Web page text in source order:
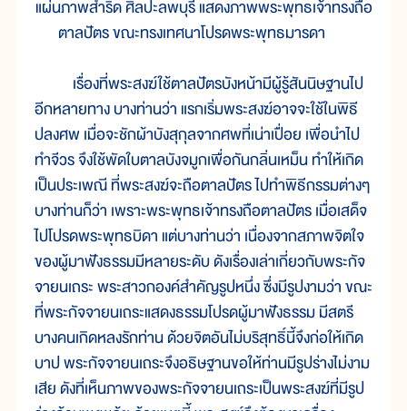
แผ่นภาพสำริด ศิลปะลพบุรี แสดงภาพพระพุทธเจ้าทรงถือ
ตาลปัตร ขณะทรงเทศนาโปรดพระพุทธมารดา
เรื่องที่พระสงฆ์ใช้ตาลปัตรบังหน้ามีผู้รู้สันนิษฐานไป
อีกหลายทาง บางท่านว่า แรกเริ่มพระสงฆ์อาจจะใช้ในพิธี
ปลงศพ เมื่อจะชักผ้าบังสุกุลจากศพที่เน่าเปื่อย เพื่อนำไป
ทำจีวร จึงใช้พัดใบตาลบังจมูกเพื่อกันกลิ่นเหม็น ทำให้เกิด
เป็นประเพณี ที่พระสงฆ์จะถือตาลปัตร ไปทำพิธีกรรมต่างๆ
บางท่านก็ว่า เพราะพระพุทธเจ้าทรงถือตาลปัตร เมื่อเสด็จ
ไปโปรดพระพุทธบิดา แต่บางท่านว่า เนื่องจากสภาพจิตใจ
ของผู้มาฟังธรรมมีหลายระดับ ดังเรื่องเล่าเกี่ยวกับพระกัจ
จายนเถระ พระสาวกองค์สำคัญรูปหนึ่ง ซึ่งมีรูปงามว่า ขณะ
ที่พระกัจจายนเถระแสดงธรรมโปรดผู้มาฟังธรรม มีสตรี
บางคนเกิดหลงรักท่าน ด้วยจิตอันไม่บริสุทธิ์นี้จึงก่อให้เกิด
บาป พระกัจจายนเถระจึงอธิษฐานขอให้ท่านมีรูปร่างไม่งาม
เสีย ดังที่เห็นภาพของพระกัจจายนเถระเป็นพระสงฆ์ที่มีรูป